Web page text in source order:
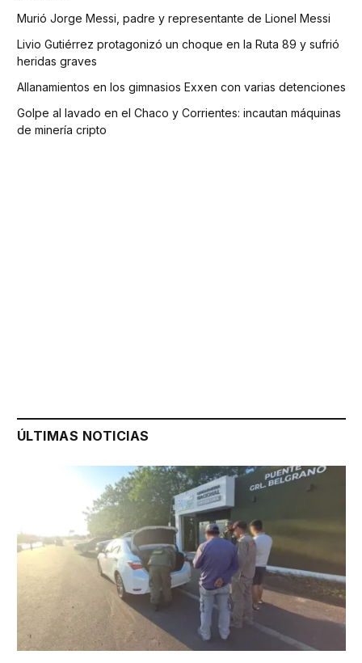
Murió Jorge Messi, padre y representante de Lionel Messi
Livio Gutiérrez protagonizó un choque en la Ruta 89 y sufrió
heridas graves
Allanamientos en los gimnasios Exxen con varias detenciones
Golpe al lavado en el Chaco y Corrientes: incautan máquinas
de minería cripto
ÚLTIMAS NOTICIAS